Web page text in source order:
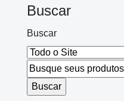
Buscar
Buscar